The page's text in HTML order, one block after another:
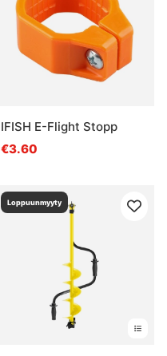
IFISH E-Flight Stopp
€3.60
Loppuunmyyty